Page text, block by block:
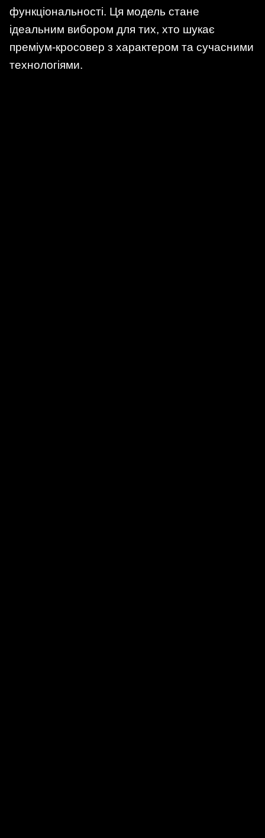
функціональності. Ця модель стане
ідеальним вибором для тих, хто шукає
преміум-кросовер з характером та сучасними
технологіями.